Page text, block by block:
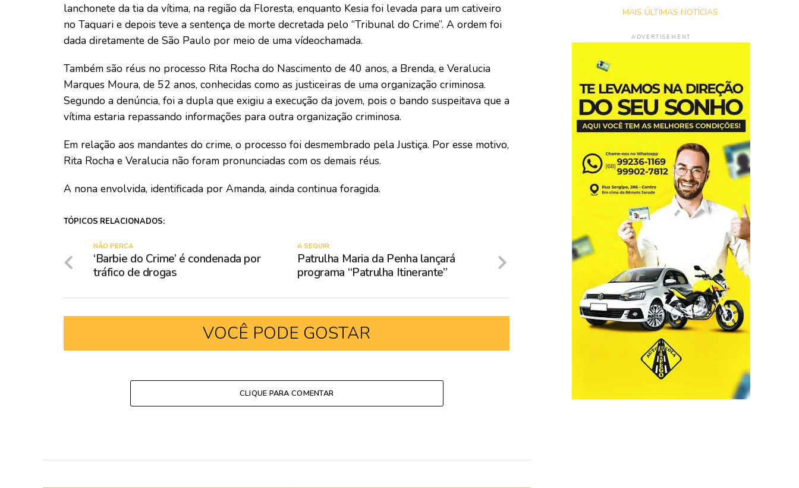
lanchonete da tia da vítima, na região da Floresta, enquanto Kesia foi levada para um cativeiro
no Taquari e depois teve a sentença de morte decretada pelo “Tribunal do Crime”. A ordem foi
dada diretamente de São Paulo por meio de uma vídeochamada.
Também são réus no processo Rita Rocha do Nascimento de 40 anos, a Brenda, e Veralucia
Marques Moura, de 52 anos, conhecidas como as justiceiras de uma organização criminosa.
Segundo a denúncia, foi a dupla que exigiu a execução da jovem, pois o bando suspeitava que a
vítima estaria repassando informações para outra organização criminosa.
Em relação aos mandantes do crime, o processo foi desmembrado pela Justiça. Por esse motivo,
Rita Rocha e Veralucia não foram pronunciadas com os demais réus.
A nona envolvida, identificada por Amanda, ainda continua foragida.
TÓPICOS RELACIONADOS:
A SEGUIR
Patrulha Maria da Penha lançará
programa “Patrulha Itinerante”
NÃO PERCA
‘Barbie do Crime’ é condenada por
tráfico de drogas
VOCÊ PODE GOSTAR
CLIQUE PARA COMENTAR
MAIS ÚLTIMAS NOTÍCIAS
ADVERTISEMENT